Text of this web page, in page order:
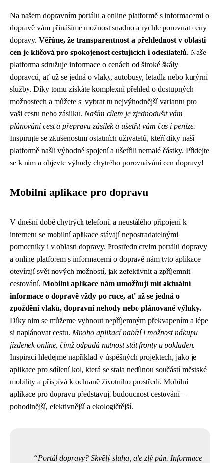
Na našem dopravním portálu a online platformě s informacemi o
dopravě vám přinášíme možnost snadno a rychle porovnat ceny
dopravy. Věříme, že transparentnost a přehlednost v oblasti
cen je klíčová pro spokojenost cestujících i odesílatelů. Naše
platforma sdružuje informace o cenách od široké škály
dopravců, ať už se jedná o vlaky, autobusy, letadla nebo kurýrní
služby. Díky tomu získáte komplexní přehled o dostupných
možnostech a můžete si vybrat tu nejvýhodnější variantu pro
vaši cestu nebo zásilku. Naším cílem je zjednodušit vám
plánování cest a přepravu zásilek a ušetřit vám čas i peníze.
Inspirujte se zkušenostmi ostatních uživatelů, kteří díky naší
platformě našli výhodné spojení a ušetřili nemalé částky. Přidejte
se k nim a objevte výhody chytrého porovnávání cen dopravy!
Mobilní aplikace pro dopravu
V dnešní době chytrých telefonů a neustálého připojení k
internetu se mobilní aplikace stávají nepostradatelnými
pomocníky i v oblasti dopravy. Prostřednictvím portálů dopravy
a online platforem s informacemi o dopravě nám tyto aplikace
otevírají svět nových možností, jak zefektivnit a zpříjemnit
cestování. Mobilní aplikace nám umožňují mít aktuální
informace o dopravě vždy po ruce, ať už se jedná o
zpoždění vlaků, dopravní nehody nebo plánované výluky.
Díky nim se můžeme vyhnout nepříjemným překvapením a lépe
si naplánovat cestu. Mnoho aplikací nabízí i možnost nákupu
jízdenek online, čímž odpadá nutnost stát fronty u pokladen.
Inspiraci hledejme například v úspěšných projektech, jako je
aplikace pro sdílení kol, která se stala nedílnou součástí městské
mobility a přispívá k ochraně životního prostředí. Mobilní
aplikace pro dopravu představují budoucnost cestování –
pohodlnější, efektivnější a ekologičtější.
Portál dopravy? Skvělý sluha, ale zlý pán. Informace